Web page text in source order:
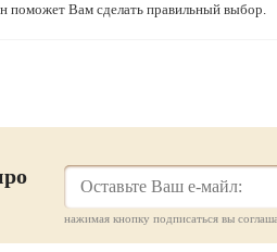
поможет Вам сделать правильный выбор.
нажимая кнопку подписаться вы